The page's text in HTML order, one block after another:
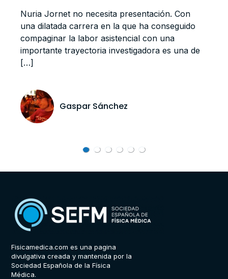
no necesita presentación. Con
carrera en la que ha conseguido
la labor asistencial con una
trayectoria investigadora es una de
Gaspar Sánchez
bastante
de nuevo
Fisicamedica.com es una pagina
divulgativa creada y mantenida por la
Sociedad Española de la Física
Médica.